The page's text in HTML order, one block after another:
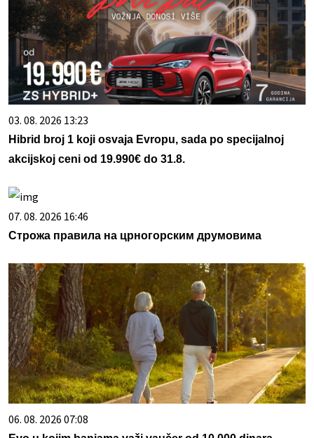
03. 08. 2026 13:23
Hibrid broj 1 koji osvaja Evropu, sada po specijalnoj
akcijskoj ceni od 19.990€ do 31.8.
07. 08. 2026 16:46
Строжа правила на црногорским друмовима
06. 08. 2026 07:08